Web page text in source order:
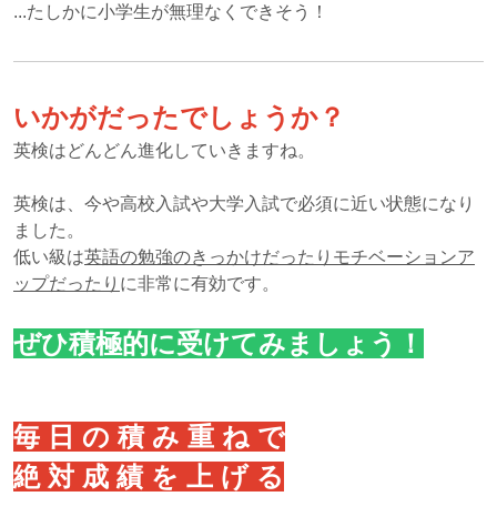
...たしかに小学生が無理なくできそう！
いかがだったでしょうか？
英検はどんどん進化していきますね。
英検は、今や高校入試や大学入試で必須に近い状態になり
ました。
低い級は英語の勉強のきっかけだったりモチベーションア
ップだったり に非常に有効です。
ぜひ積極的に受けてみましょう！
毎 日 の 積 み 重 ね で
絶 対 成 績 を 上 げ る